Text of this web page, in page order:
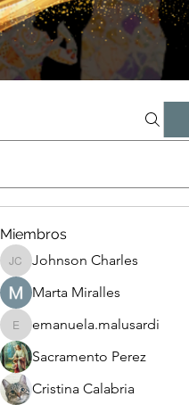
Miembros
Johnson Charles
Johnson Charles
Marta Miralles
emanuela.malusardi
emanuela.malusardi
Sacramento Perez
Cristina Calabria